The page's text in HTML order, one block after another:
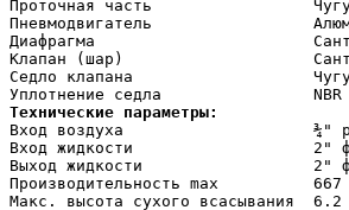
Проточная часть
Пневмодвигатель
Диафрагма
Клапан (шар)
Седло клапана
Технические параметры:
Вход воздуха                    ¾"
Вход жидкости                   2"
Выход жидкости                  2"
Производительность max          667
Макс. высота сухого всасывания  6.2